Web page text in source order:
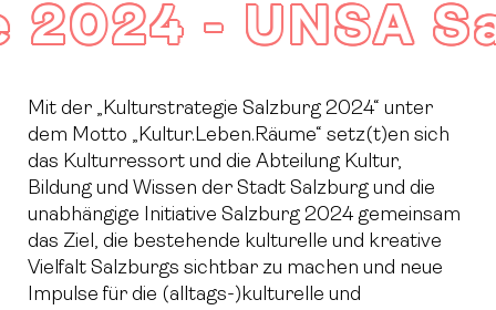
2024 -
Mit der „Kulturstrategie Salzburg 2024“ unter
dem Motto „Kultur.Leben.Räume“ setz(t)en sich
das Kulturressort und die Abteilung Kultur,
Bildung und Wissen der Stadt Salzburg und die
unabhängige Initiative Salzburg 2024 gemeinsam
das Ziel, die bestehende kulturelle und kreative
Vielfalt Salzburgs sichtbar zu machen und neue
Impulse für die (alltags-)kulturelle und